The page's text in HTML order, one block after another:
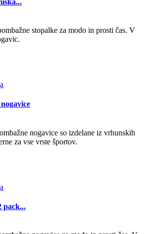
stopalke za modo in prosti čas. V
nogavice so izdelane iz vrhunskih
za vse vrste športov.
pack...